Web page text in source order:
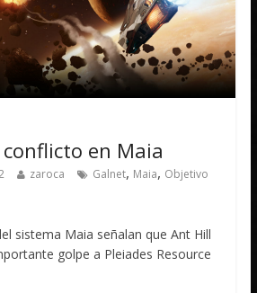
en Maia
zaroca Galnet, Maia, Objetivo
sistema Maia señalan que Ant Hill
golpe a Pleiades Resource